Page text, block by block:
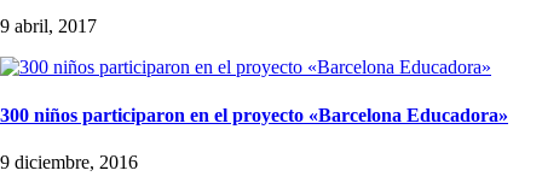
9 abril, 2017
300 niños participaron en el proyecto «Barcelona Educadora»
9 diciembre, 2016